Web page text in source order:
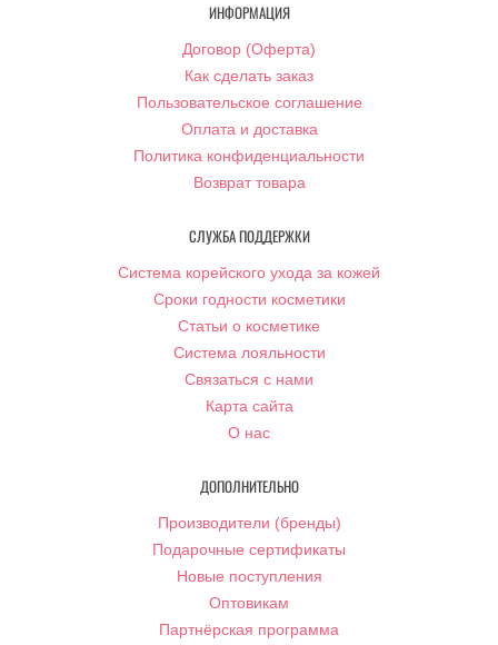
ИНФОРМАЦИЯ
Договор (Оферта)
Как сделать заказ
Пользовательское соглашение
Оплата и доставка
Политика конфиденциальности
Возврат товара
СЛУЖБА ПОДДЕРЖКИ
Система корейского ухода за кожей
Сроки годности косметики
Статьи о косметике
Система лояльности
Связаться с нами
Карта сайта
О нас
ДОПОЛНИТЕЛЬНО
Производители (бренды)
Подарочные сертификаты
Новые поступления
Оптовикам
Партнёрская программа